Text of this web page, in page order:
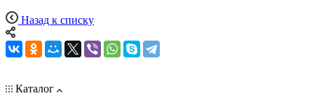
Назад к списку
Каталог